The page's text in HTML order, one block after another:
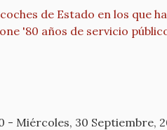
de Estado en los que
'80 años de servicio
- Miércoles, 30 Septiembre,